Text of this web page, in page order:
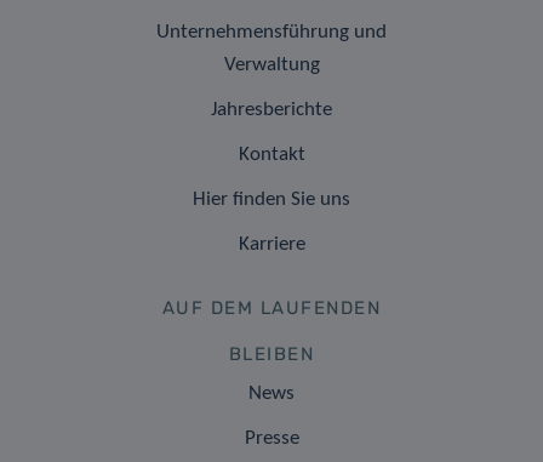
Unternehmensführung und
Verwaltung
Jahresberichte
Kontakt
Hier finden Sie uns
Karriere
AUF DEM LAUFENDEN
BLEIBEN
News
Presse